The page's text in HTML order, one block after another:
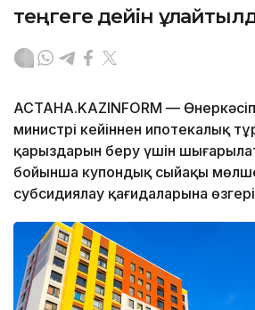
теңгеге дейін
АСТАНА.KAZINFORM —
министрі кейіннен ипотекалық
қарыздарын беру үшін
бойынша купондық сыйақы
субсидиялау қағидаларына